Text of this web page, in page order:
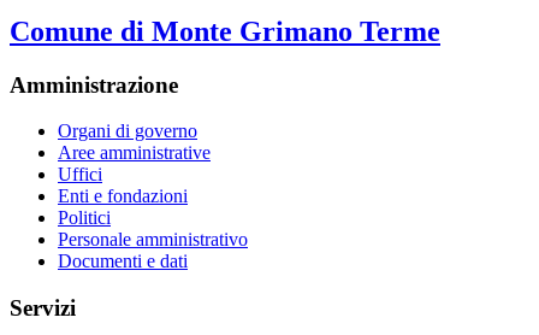
Comune di Monte Grimano Terme
Amministrazione
Organi di governo
Aree amministrative
Uffici
Enti e fondazioni
Politici
Personale amministrativo
Documenti e dati
Servizi